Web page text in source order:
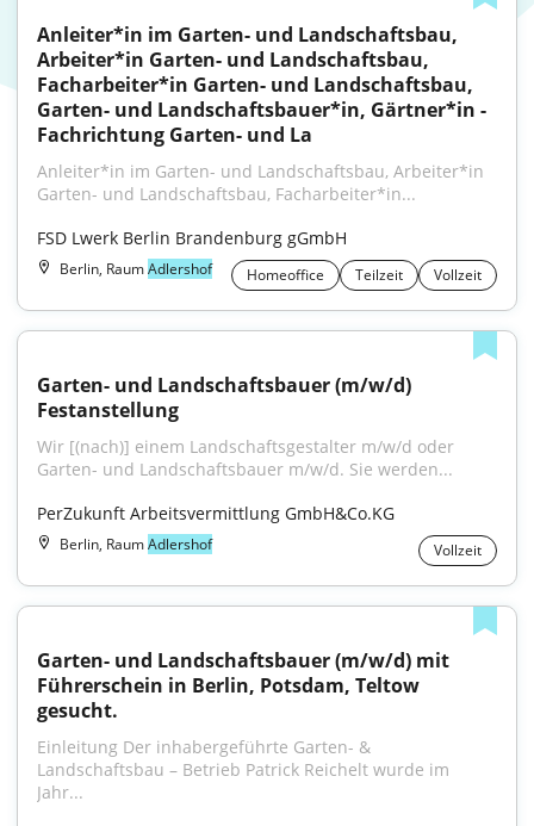
Anleiter*in im Garten- und Landschaftsbau,
Arbeiter*in Garten- und Landschaftsbau,
Facharbeiter*in Garten- und Landschaftsbau,
Garten- und Landschaftsbauer*in, Gärtner*in -
Fachrichtung Garten- und La
Anleiter*in im Garten- und Landschaftsbau, Arbeiter*in
Garten- und Landschaftsbau, Facharbeiter*in...
FSD Lwerk Berlin Brandenburg gGmbH
Berlin, RaumAdlershof Homeoffice Teilzeit Vollzeit
Garten- und Landschaftsbauer (m/w/d)
Festanstellung
Wir [(nach)] einem Landschaftsgestalter m/w/d oder
Garten- und Landschaftsbauer m/w/d. Sie werden...
PerZukunft Arbeitsvermittlung GmbH&Co.KG
Berlin, RaumAdlershof Vollzeit
Garten- und Landschaftsbauer (m/w/d) mit
Führerschein in Berlin, Potsdam, Teltow
gesucht.
Einleitung Der inhabergeführte Garten- &
Landschaftsbau – Betrieb Patrick Reichelt wurde im
Jahr...